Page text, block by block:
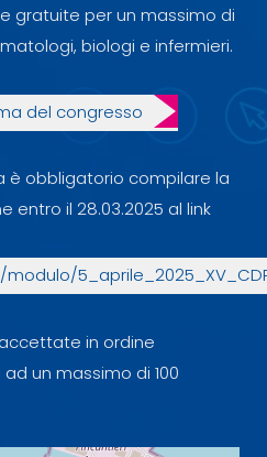
gratuite per un massimo di
biologi e infermieri.
del congresso
è obbligatorio compilare la
entro il 28.03.2025 al link
in ordine
un massimo di 100